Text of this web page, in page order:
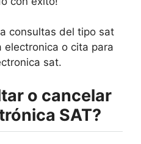
consultas del tipo sat
electronica o cita para
sat.
o cancelar
SAT?